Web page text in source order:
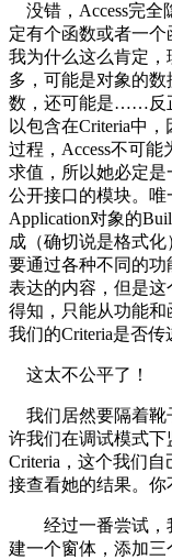
没错，Access完全
定有个函数或者一个
我为什么这么肯定，
多，可能是对象的
数，还可能是……反
以包含在Criteria中
过程，Access不可
求值，所以她必定是
公开接口的模块。唯
Application对象的
成（确切说是格式
要通过各种不同的功
表达的内容，但是
得知，只能从功能
我们的Criteria是否传
这太不公平了！
我们居然要隔着靴
许我们在调试模式
Criteria，这个我们自
接查看她的结果。你
经过一番尝试，我
建一个窗体，添加三